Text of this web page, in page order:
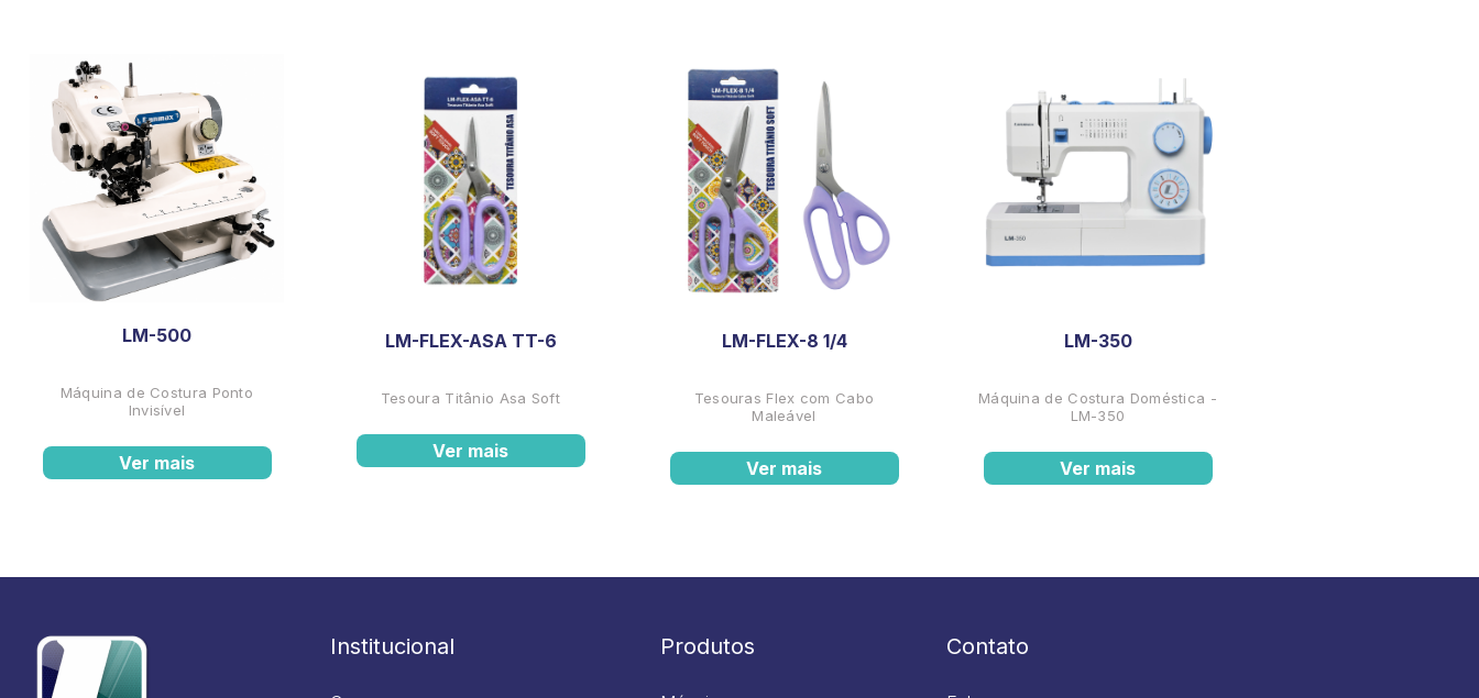
LM-500
Máquina de Costura Ponto
Invisível
Ver mais
LM-FLEX-ASA TT-6
Tesoura Titânio Asa Soft
Ver mais
LM-FLEX-8 1/4
Tesouras Flex com Cabo
Maleável
Ver mais
LM-350
Máquina de Costura Doméstica -
LM-350
Ver mais
Institucional Produtos Contato